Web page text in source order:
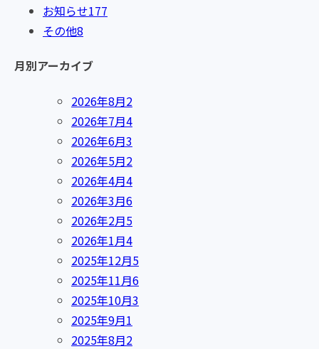
お知らせ177
その他8
月別アーカイブ
2026年8月2
2026年7月4
2026年6月3
2026年5月2
2026年4月4
2026年3月6
2026年2月5
2026年1月4
2025年12月5
2025年11月6
2025年10月3
2025年9月1
2025年8月2